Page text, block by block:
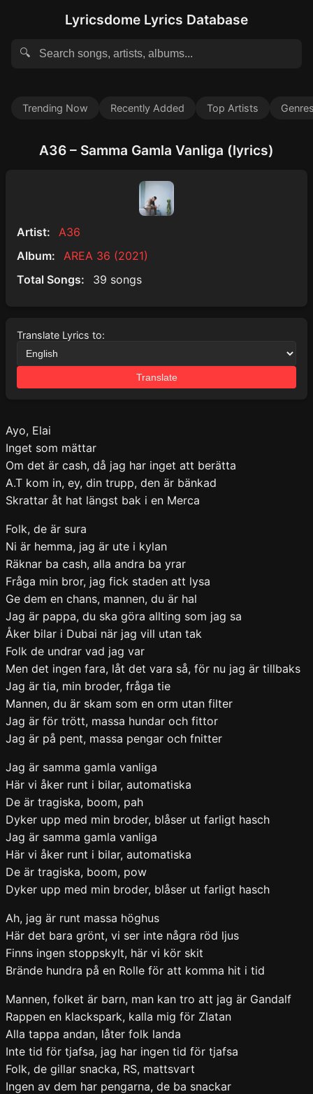
Lyricsdome Lyrics Database
🔍
Trending Now Recently Added Top Artists
A36 – Samma Gamla Vanliga (lyrics)
Artist:
A36
Album:
AREA 36 (2021)
Total Songs:
39 songs
Translate Lyrics to:
Translate
Ayo, Elai
Inget som mättar
Om det är cash, då jag har inget att berätta
A.T kom in, ey, din trupp, den är bänkad
Skrattar åt hat längst bak i en Merca
Folk, de är sura
Ni är hemma, jag är ute i kylan
Räknar ba cash, alla andra ba yrar
Fråga min bror, jag fick staden att lysa
Ge dem en chans, mannen, du är hal
Jag är pappa, du ska göra allting som jag sa
Åker bilar i Dubai när jag vill utan tak
Folk de undrar vad jag var
Men det ingen fara, låt det vara så, för nu jag är tillbaks
Jag är tia, min broder, fråga tie
Mannen, du är skam som en orm utan filter
Jag är för trött, massa hundar och fittor
Jag är på pent, massa pengar och fnitter
Jag är samma gamla vanliga
Här vi åker runt i bilar, automatiska
De är tragiska, boom, pah
Dyker upp med min broder, blåser ut farligt hasch
Jag är samma gamla vanliga
Här vi åker runt i bilar, automatiska
De är tragiska, boom, pow
Dyker upp med min broder, blåser ut farligt hasch
Ah, jag är runt massa höghus
Här det bara grönt, vi ser inte några röd ljus
Finns ingen stoppskylt, här vi kör skit
Brände hundra på en Rolle för att komma hit i tid
Mannen, folket är barn, man kan tro att jag är Gandalf
Rappen en klackspark, kalla mig för Zlatan
Alla tappa andan, låter folk landa
Inte tid för tjafsa, jag har ingen tid för tjafsa
Folk, de gillar snacka, RS, mattsvart
Ingen av dem har pengarna, de ba snackar